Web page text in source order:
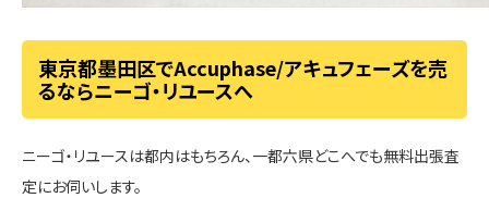
東京都墨田区でAccuphase/アキュフェーズを売
るならニーゴ・リユースへ
ニーゴ・リユースは都内はもちろん、一都六県どこへでも無料出張査
定にお伺いします。